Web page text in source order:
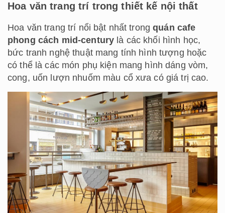
Hoa văn trang trí trong thiết kế nội thất
Hoa văn trang trí nổi bật nhất trongquán cafe
phong cách mid-century là các khối hình học,
bức tranh nghệ thuật mang tính hình tượng hoặc
có thể là các món phụ kiện mang hình dáng vòm,
cong, uốn lượn nhuốm màu cổ xưa có giá trị cao.